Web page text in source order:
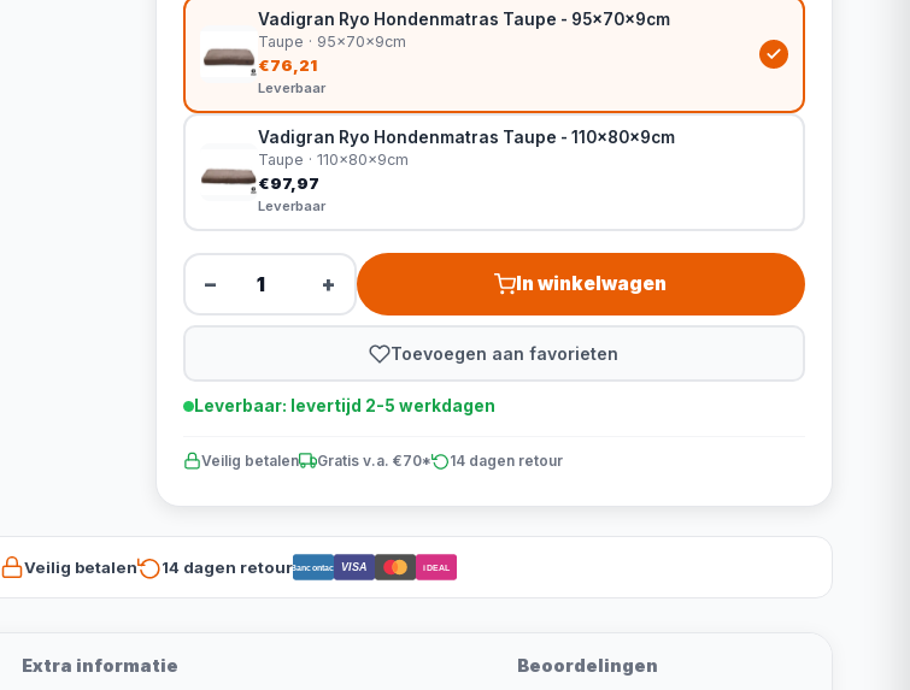
Vadigran Ryo Hondenmatras Taupe - 95x70x9cm
Taupe · 95x70x9cm
€76,21
Leverbaar
Vadigran Ryo Hondenmatras Taupe - 110x80x9cm
Taupe · 110x80x9cm
€97,97
Leverbaar
− + In winkelwagen
Toevoegen aan favorieten
Leverbaar: levertijd 2-5 werkdagen
Veilig betalen Gratis v.a. €70* 14 dagen retour
Veilig betalen 14 dagen retourBancontact VISA iDEAL
Extra informatie Beoordelingen